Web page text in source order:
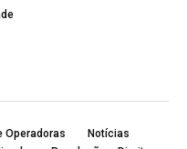
Operadoras
Notícias